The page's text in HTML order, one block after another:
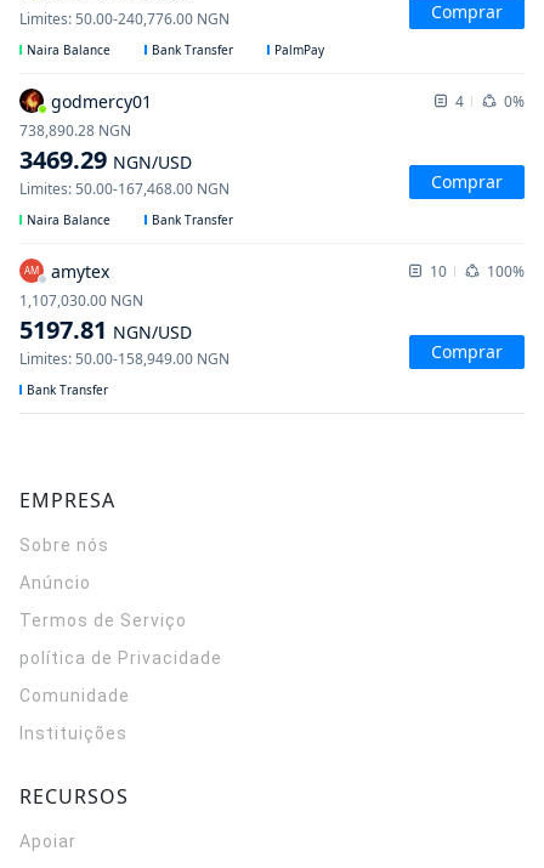
Limites:50.00-240,776.00 NGN Comprar
Naira Balance Bank Transfer PalmPay
godmercy01 4 0%
3469.29 NGN/USD
738,890.28 NGN
Limites:50.00-167,468.00 NGN Comprar
Naira Balance Bank Transfer
AM amytex 10 100%
5197.81 NGN/USD
1,107,030.00 NGN
Limites:50.00-158,949.00 NGN Comprar
Bank Transfer
EMPRESA
Sobre nós
Anúncio
Termos de Serviço
política de Privacidade
Comunidade
Instituições
RECURSOS
Apoiar